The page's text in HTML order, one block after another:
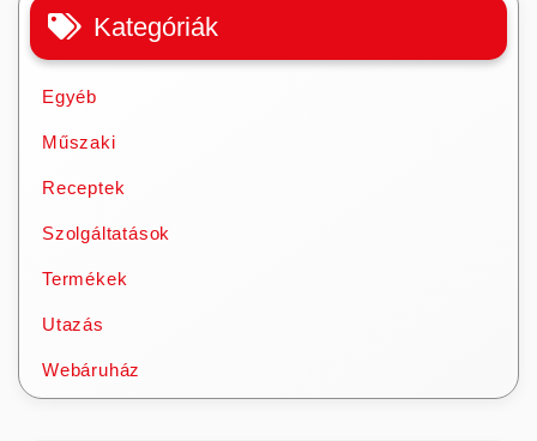
Kategóriák
Egyéb
Műszaki
Receptek
Szolgáltatások
Termékek
Utazás
Webáruház